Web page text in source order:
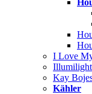
I Love
Illumilight
Kay
Kähler